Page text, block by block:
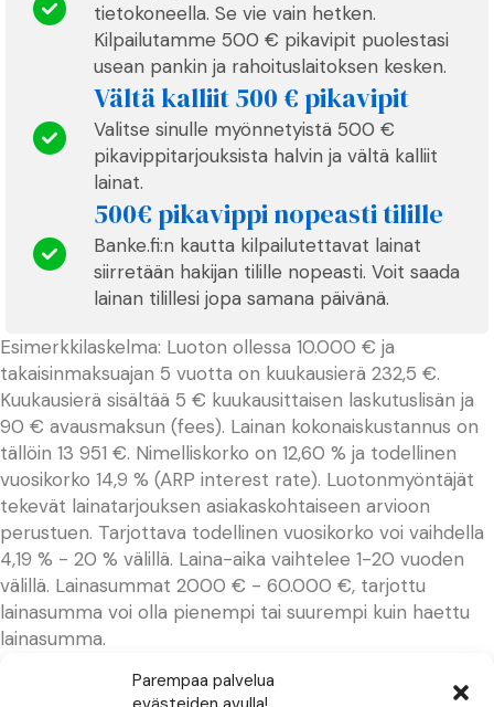
Parempaa palvelua
tietokoneella. Se vie vain hetken.
Kilpailutamme 500 € pikavipit puolestasi
usean pankin ja rahoituslaitoksen kesken.
Vältä kalliit 500 € pikavipit
Valitse sinulle myönnetyistä 500 €
pikavippitarjouksista halvin ja vältä kalliit
lainat.
500€ pikavippi nopeasti tilille
Banke.fi:n kautta kilpailutettavat lainat
siirretään hakijan tilille nopeasti. Voit saada
lainan tilillesi jopa samana päivänä.
Esimerkkilaskelma: Luoton ollessa 10.000 € ja
takaisinmaksuajan 5 vuotta on kuukausierä 232,5 €.
Kuukausierä sisältää 5 € kuukausittaisen laskutuslisän ja
90 € avausmaksun (fees). Lainan kokonaiskustannus on
tällöin 13 951 €. Nimelliskorko on 12,60 % ja todellinen
vuosikorko 14,9 % (ARP interest rate). Luotonmyöntäjät
tekevät lainatarjouksen asiakaskohtaiseen arvioon
perustuen. Tarjottava todellinen vuosikorko voi vaihdella
4,19 % - 20 % välillä. Laina-aika vaihtelee 1-20 vuoden
välillä. Lainasummat 2000 € - 60.000 €, tarjottu
lainasumma voi olla pienempi tai suurempi kuin haettu
lainasumma.
Banke.fi ei toimi lainanvälittäjänä. Kaikki lainat kilpailuttaa